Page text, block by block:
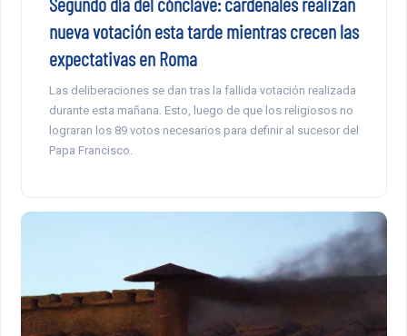
nueva votación esta tarde mientras crecen las
expectativas en Roma
Las deliberaciones se dan tras la fallida votación realizada
durante esta mañana. Esto, luego de que los religiosos no
lograran los 89 votos necesarios para definir al sucesor del
Papa Francisco.